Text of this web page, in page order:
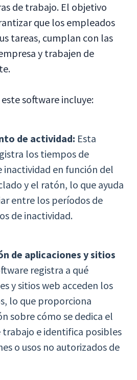
de trabajo. El objetivo
que los empleados
tareas, cumplan con las
y trabajen de
software incluye:
de actividad: Esta
los tiempos de
inactividad en función del
y el ratón, lo que ayuda
entre los períodos de
de inactividad.
de aplicaciones y sitios
registra a qué
y sitios web acceden los
lo que proporciona
sobre cómo se dedica el
e identifica posibles
o usos no autorizados de